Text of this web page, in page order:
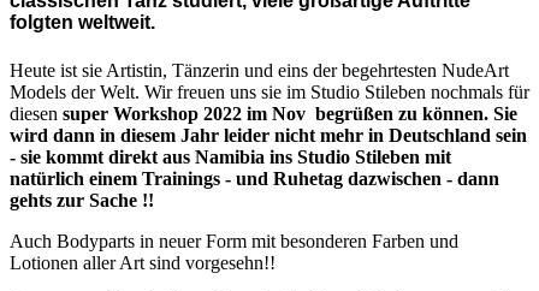
folgten weltweit.
Heute ist sie Artistin, Tänzerin und eins der begehrtesten NudeArt
Models der Welt. Wir freuen uns sie im Studio Stileben nochmals für
diesen super Workshop 2022 im Nov begrüßen zu können. Sie
wird dann in diesem Jahr leider nicht mehr in Deutschland sein
- sie kommt direkt aus Namibia ins Studio Stileben mit
natürlich einem Trainings - und Ruhetag dazwischen - dann
gehts zur Sache !!
Auch Bodyparts in neuer Form mit besonderen Farben und
Lotionen aller Art sind vorgesehn!!